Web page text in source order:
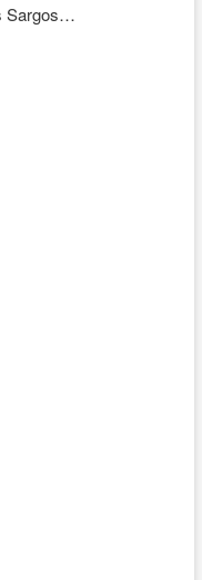
Sargos…